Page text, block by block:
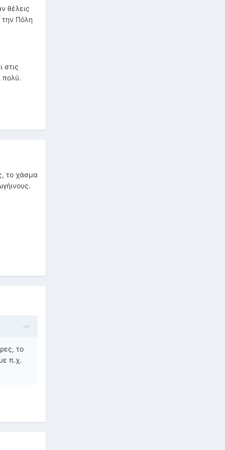
θέλεις
την Πόλη
στις
πολύ.
το χάσμα
το
π.χ.